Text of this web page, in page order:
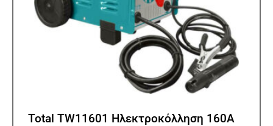
Total TW11601 Ηλεκτροκόλληση 160A